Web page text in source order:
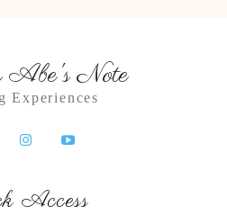
Abe's Note
Experiences
Access